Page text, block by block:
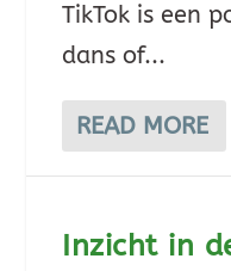
TikTok is een
dans of...
READ MORE
Inzicht in